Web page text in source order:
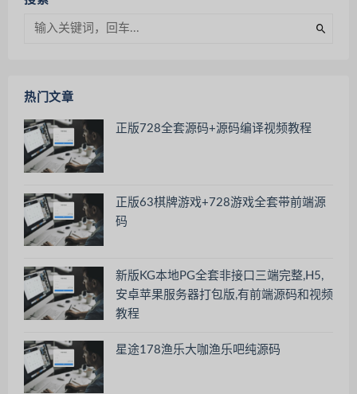
热门文章
正版728全套源码+源码编译视频教程
正版63棋牌游戏+728游戏全套带前端源
码
新版KG本地PG全套非接口三端完整,H5,
安卓苹果服务器打包版,有前端源码和视频
教程
星途178渔乐大咖渔乐吧纯源码